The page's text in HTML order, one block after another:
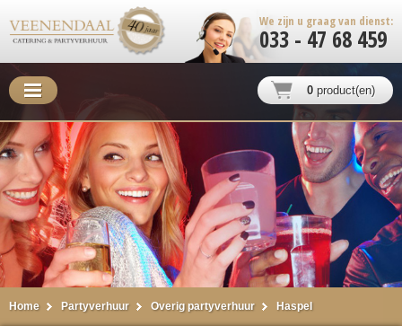
We zijn u graag van dienst:
033 - 47 68 459
0 product(en)
Home Partyverhuur Overig partyverhuur Haspel